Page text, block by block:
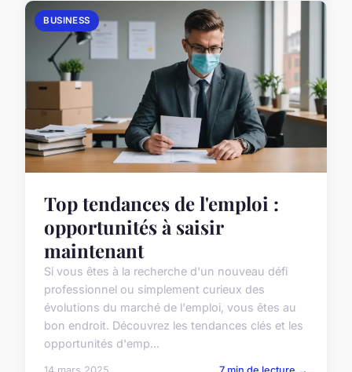
BUSINESS
Top tendances de l'emploi :
opportunités à saisir
maintenant
Si vous êtes à la recherche d'un nouveau défi
professionnel ou simplement curieux des
évolutions du marché de l'emploi, vous êtes au
bon endroit. Découvrez les tendances clés et les
opportunités d'emp...